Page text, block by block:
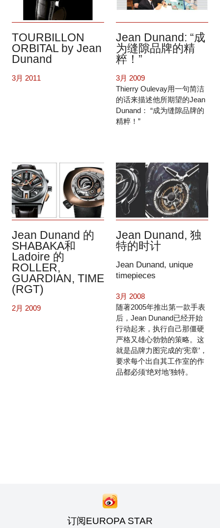
TOURBILLON
ORBITAL by Jean
Dunand
3月 2011
Jean Dunand: “成
为缝隙品牌的精
粹！”
3月 2009
Thierry Oulevay用一句简洁
的话来描述他所期望的Jean
Dunand： “成为缝隙品牌的
精粹！”
Jean Dunand 的
SHABAKA和
Ladoire 的
ROLLER,
GUARDIAN, TIME
(RGT)
2月 2009
Jean Dunand, 独
特的时计
Jean Dunand, unique
timepieces
3月 2008
随著2005年推出第一款手表
后，Jean Dunand已经开始
行动起来，执行自己那僵硬
严格又雄心勃勃的策略。这
就是品牌力图完成的‘宪章’，
要求每个出自其工作室的作
品都必须‘绝对地’独特。
订阅EUROPA STAR